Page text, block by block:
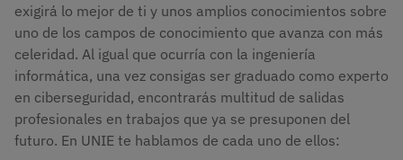
exigirá lo mejor de ti y unos amplios conocimientos sobre
uno de los campos de conocimiento que avanza con más
celeridad. Al igual que ocurría con la ingeniería
informática, una vez consigas ser graduado como experto
en ciberseguridad, encontrarás multitud de salidas
profesionales en trabajos que ya se presuponen del
futuro. En UNIE te hablamos de cada uno de ellos: